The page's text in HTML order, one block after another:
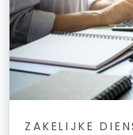
ZAKELIJKE